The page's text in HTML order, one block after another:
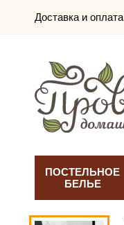
Доставка и оплата
ПОСТЕЛЬНОЕ
БЕЛЬЕ